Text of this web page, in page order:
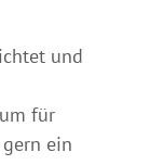
und
für
ein